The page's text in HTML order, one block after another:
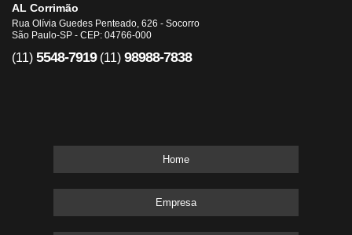
AL Corrimão
Rua Olívia Guedes Penteado, 626 - Socorro
São Paulo-SP - CEP: 04766-000
(11) 5548-7919 (11) 98988-7838
Home
Empresa